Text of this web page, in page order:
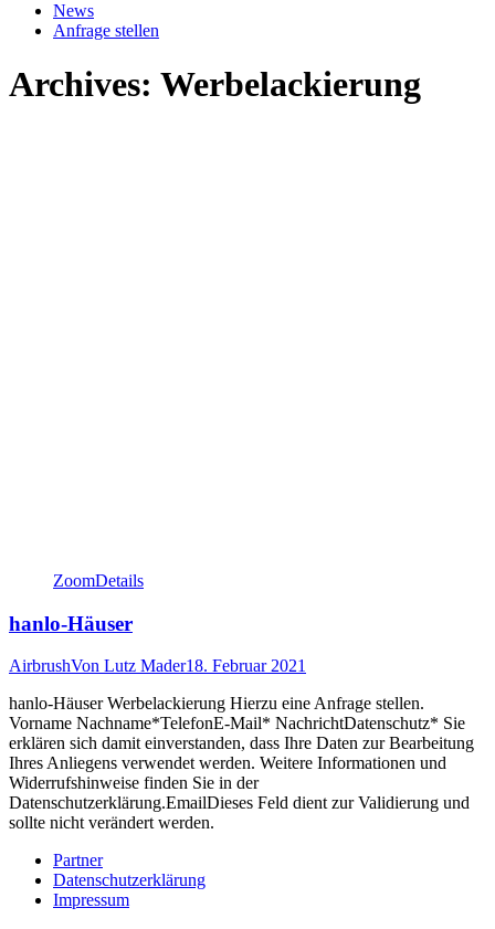
News
Anfrage stellen
Archives: Werbelackierung
ZoomDetails
hanlo-Häuser
AirbrushVon Lutz Mader18. Februar 2021
hanlo-Häuser Werbelackierung Hierzu eine Anfrage stellen.
Vorname Nachname*TelefonE-Mail* NachrichtDatenschutz* Sie
erklären sich damit einverstanden, dass Ihre Daten zur Bearbeitung
Ihres Anliegens verwendet werden. Weitere Informationen und
Widerrufshinweise finden Sie in der
Datenschutzerklärung.EmailDieses Feld dient zur Validierung und
sollte nicht verändert werden.
Partner
Datenschutzerklärung
Impressum